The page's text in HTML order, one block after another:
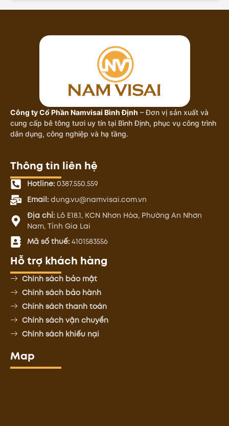
Công ty Cổ Phần Namvisai Bình Định – Đơn vị sản xuất và
cung cấp bê tông tươi uy tín tại Bình Định, phục vụ công trình
dân dụng, công nghiệp và hạ tầng.
Thông tin liên hệ
Hotline:0387.550.559
Email:dung.vu@namvisai.com.vn
Địa chỉ:Lô E18.1, KCN Nhơn Hòa, Phường An Nhơn
Nam, Tỉnh Gia Lai
Mã số thuế:4101583556
Hỗ trợ khách hàng
Chính sách bảo mật
Chính sách bảo hành
Chính sách thanh toán
Chính sách vận chuyển
Chính sách khiếu nại
Map